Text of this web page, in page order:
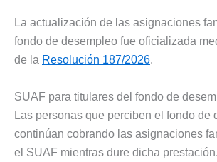
La actualización de las asignaciones
fondo de desempleo fue oficializada
de la Resolución 187/2026.
SUAF para titulares del fondo de
Las personas que perciben el fondo de
continúan cobrando las asignaciones
el SUAF mientras dure dicha